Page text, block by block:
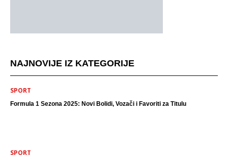
NAJNOVIJE IZ KATEGORIJE
SPORT
Formula 1 Sezona 2025: Novi Bolidi, Vozači i Favoriti za Titulu
SPORT